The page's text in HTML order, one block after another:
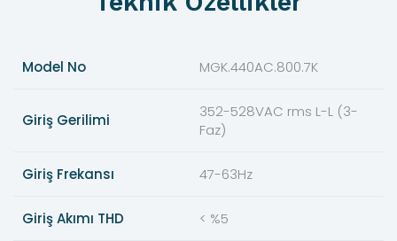
Model No MGK.440AC.800.7K
Giriş Gerilimi
352-528VAC rms L-L (3-
Faz)
Giriş Frekansı 47-63Hz
Giriş Akımı THD < %5